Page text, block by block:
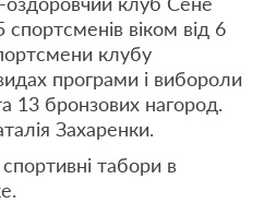
спортсменів віком від 6
клубу
програми і вибороли
13 бронзових нагород.
Захаренки.
табори в